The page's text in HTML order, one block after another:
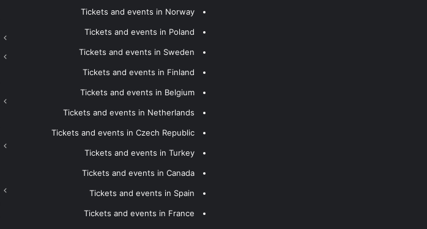
Tickets and events in Norway
Tickets and events in Poland
Tickets and events in Sweden
Tickets and events in Finland
Tickets and events in Belgium
Tickets and events in Netherlands
Tickets and events in Czech Republic
Tickets and events in Turkey
Tickets and events in Canada
Tickets and events in Spain
Tickets and events in France